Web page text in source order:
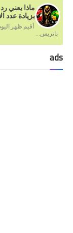
ماذا يعني
بزيادة عدد
أقيم ظهر
باتريس...
ads